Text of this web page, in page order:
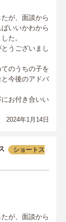
が、面談から
いいかわから
た。
うございまし
のうちの子を
今後のアドバ
お付き合いい
2024年1月14日
ショートス
が、面談から